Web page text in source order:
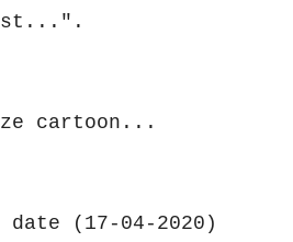
cartoon...
date (17-04-2020)